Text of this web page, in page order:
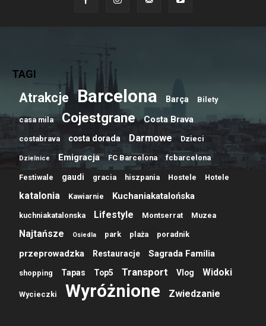
TAGI
Atrakcje Barcelona Barça Bilety
casa mila Cojestgrane Costa Brava
costabrava costa dorada Darmowe Dzieci
Dzielnice Emigracja FC Barcelona fcbarcelona
Festiwale gaudi gracia hiszpania Hostele Hotele
katalonia Kawiarnie Kuchaniakatalońska
kuchniakatalonska Lifestyle Montserrat Muzea
Najtańsze Osiedla park plaża poradnik
przeprowadzka Restauracje Sagrada Familia
shopping Tapas Top5 Transport Vlog Widoki
Wycieczki Wyróżnione Zwiedzanie